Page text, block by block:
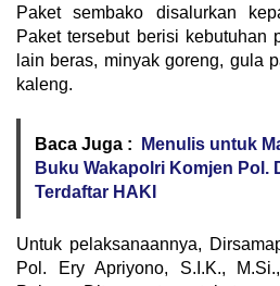
Paket sembako disalurkan
Paket tersebut berisi kebutuhan
lain beras, minyak goreng, gula
kaleng.
Baca Juga :
Menulis untuk
Buku Wakapolri Komjen Pol.
Terdaftar HAKI
Untuk pelaksanaannya,
Pol. Ery Apriyono, S.I.K.,